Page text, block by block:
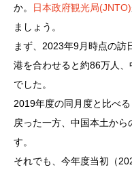
か。
日本政府観光局(JNTO)
ましょう。
まず、2023年9月時点の訪
港を合わせると約86万人
でした。
2019年度の同月度と比べ
戻った一方、中国本土か
す。
それでも、今年度当初（